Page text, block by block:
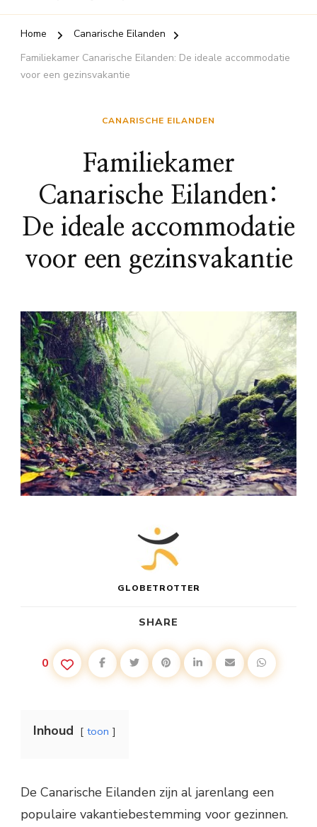
Home
Canarische Eilanden
Familiekamer Canarische Eilanden: De ideale accommodatie
voor een gezinsvakantie
CANARISCHE EILANDEN
Familiekamer
Canarische Eilanden:
De ideale accommodatie
voor een gezinsvakantie
GLOBETROTTER
SHARE
0
Inhoud toon
De Canarische Eilanden zijn al jarenlang een
populaire vakantiebestemming voor gezinnen.